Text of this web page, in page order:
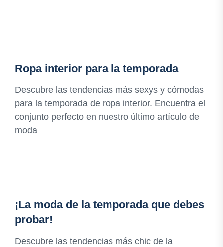
Ropa interior para la temporada
Descubre las tendencias más sexys y cómodas
para la temporada de ropa interior. Encuentra el
conjunto perfecto en nuestro último artículo de
moda
¡La moda de la temporada que debes
probar!
Descubre las tendencias más chic de la